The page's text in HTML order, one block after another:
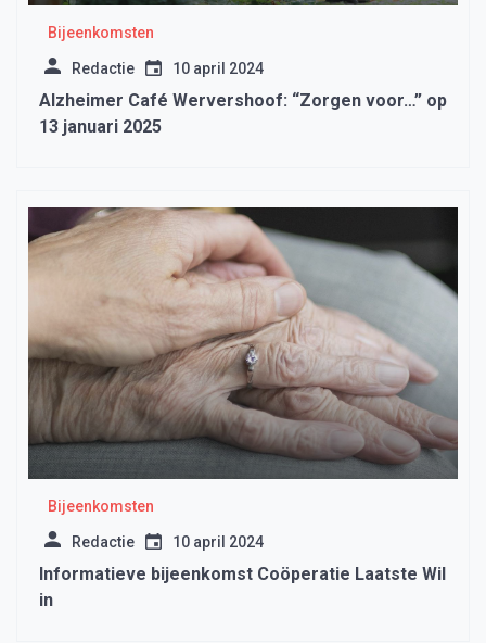
Bijeenkomsten
Redactie 10 april 2024
Alzheimer Café Wervershoof: “Zorgen voor…” op
13 januari 2025
Bijeenkomsten
Redactie 10 april 2024
Informatieve bijeenkomst Coöperatie Laatste Wil
in